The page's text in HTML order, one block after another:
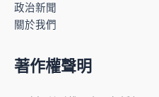
政治新聞
關於我們
著作權聲明